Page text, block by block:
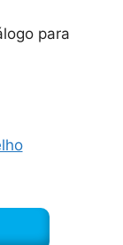
para